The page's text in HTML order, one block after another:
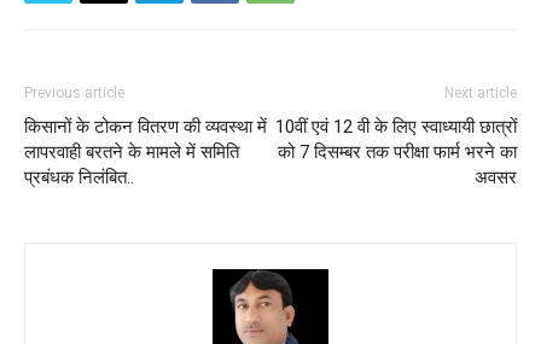
Previous article
किसानों के टोकन वितरण की व्यवस्था में
लापरवाही बरतने के मामले में समिति
प्रबंधक निलंबित..
Next article
10वीं एवं 12 वी के लिए स्वाध्यायी छात्रों
को 7 दिसम्बर तक परीक्षा फार्म भरने का
अवसर